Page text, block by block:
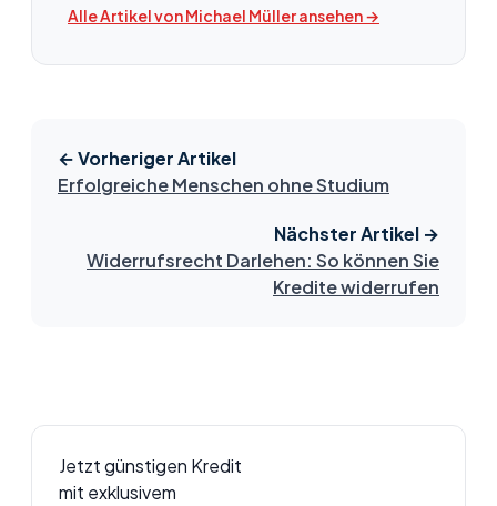
Alle Artikel von Michael Müller ansehen →
← Vorheriger Artikel
Erfolgreiche Menschen ohne Studium
Nächster Artikel →
Widerrufsrecht Darlehen: So können Sie
Kredite widerrufen
Jetzt günstigen Kredit
mit exklusivem